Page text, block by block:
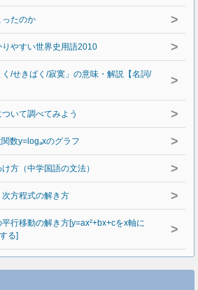
ったのか >
やすい世界史用語2010 >
/せきばく/寂寞」の意味・解説【名詞/
>
ついて調べてみよう >
数y=logₐxのグラフ >
方（中学国語の文法） >
方程式の解き方 >
行移動の解き方[y=ax²+bx+cをx軸に
る]
>